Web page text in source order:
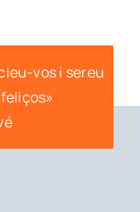
vos i sereu